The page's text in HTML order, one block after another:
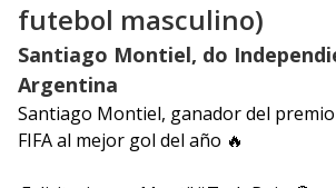
futebol masculino)
Santiago Montiel, do
Argentina
Santiago Montiel, ganador del premio
FIFA al mejor gol del año 🔥